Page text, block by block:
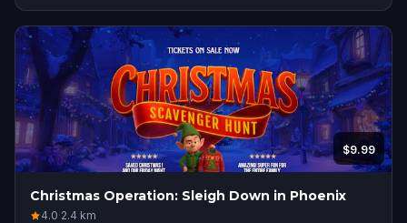
$9.99
Christmas Operation: Sleigh Down in Phoenix
4.0·2.4 km